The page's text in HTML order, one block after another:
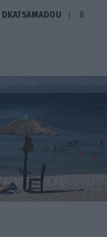
DKATSAMADOU
8